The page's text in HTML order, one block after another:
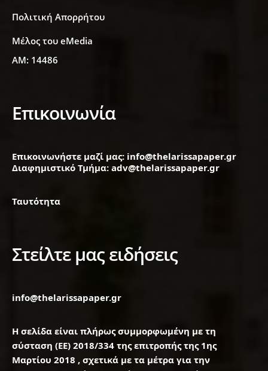
Πολιτική Απορρήτου
Μέλος του eMedia
ΑΜ: 14486
Επικοινωνία
Επικοινωνήστε μαζί μας: info@thelarissapaper.gr
Διαφημιστικό Τμήμα: adv@thelarissapaper.gr
Ταυτότητα
Στείλτε μας ειδήσεις
info@thelarissapaper.gr
Η σελίδα είναι πλήρως συμμορφωμένη με τη
σύσταση (ΕΕ) 2018/334 της επιτροπής της 1ης
Μαρτίου 2018 , σχετικά με τα μέτρα για την